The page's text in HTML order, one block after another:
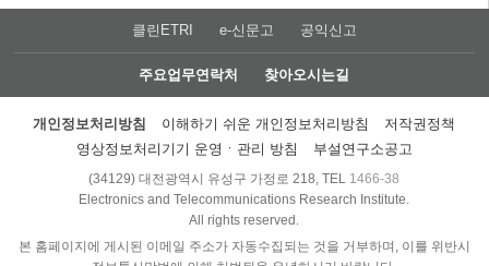
클린ETRI e-신문고 공익신고
주요업무연락처 찾아오시는길
개인정보처리방침 이해하기 쉬운 개인정보처리방침
저작권정책
영상정보처리기기 운영ㆍ관리 방침
부설연구소공고
(34129) 대전광역시 유성구 가정로 218, TEL 1466-38
Electronics and Telecommunications Research Institute.
All rights reserved.
본 홈페이지에 게시된 이메일 주소가 자동수집되는 것을 거부하며, 이를 위반시